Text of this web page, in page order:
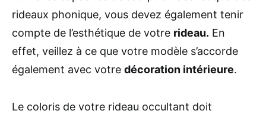
rideaux phonique, vous devez également tenir
compte de l’esthétique de votre rideau. En
effet, veillez à ce que votre modèle s’accorde
également avec votre décoration intérieure.
Le coloris de votre rideau occultant doit